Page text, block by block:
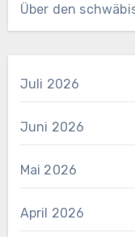
Über den
Juli 2026
Juni 2026
Mai 2026
April 2026